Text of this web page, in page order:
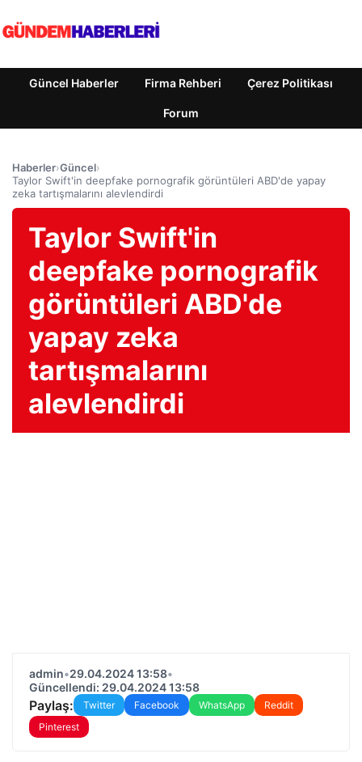
Güncel Haberler Firma Rehberi Çerez Politikası
Forum
Haberler›Güncel›
Taylor Swift'in deepfake pornografik görüntüleri ABD'de yapay
zeka tartışmalarını alevlendirdi
Taylor Swift'in
deepfake pornografik
görüntüleri ABD'de
yapay zeka
tartışmalarını
alevlendirdi
admin•29.04.2024 13:58•
Güncellendi: 29.04.2024 13:58
Paylaş: Twitter Facebook WhatsApp
Reddit
Pinterest